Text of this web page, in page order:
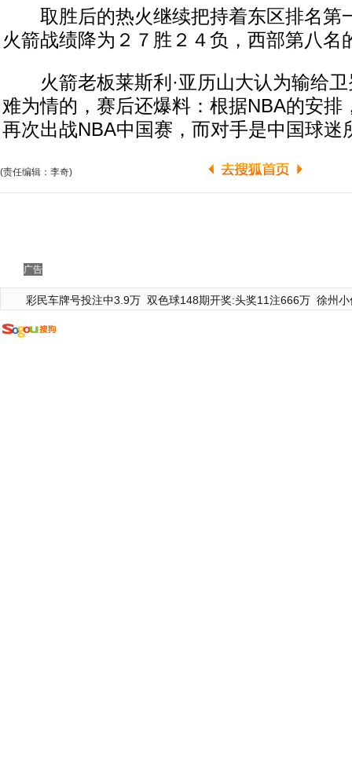
取胜后的热火继续把持着东区排名第
火箭战绩降为２７胜２４负，西部第八名
火箭老板莱斯利·亚历山大认为输给卫
难为情的，赛后还爆料：根据NBA的安排
再次出战NBA中国赛，而对手是中国球迷
(责任编辑：李奇)
广告
彩民车牌号投注中3.9万 双色球148期开奖:头奖11注666万 徐州